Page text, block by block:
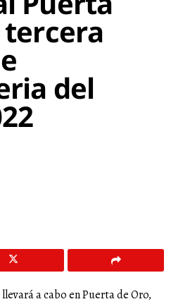
del
a cabo en Puerta de Oro,